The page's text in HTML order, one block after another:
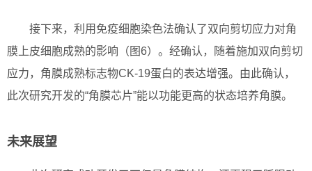
接下来，利用免疫细胞染色法确认了双向剪切应力对角
膜上皮细胞成熟的影响（图6）。经确认，随着施加双向剪切
应力，角膜成熟标志物CK-19蛋白的表达增强。由此确认，
此次研究开发的“角膜芯片”能以功能更高的状态培养角膜。
未来展望